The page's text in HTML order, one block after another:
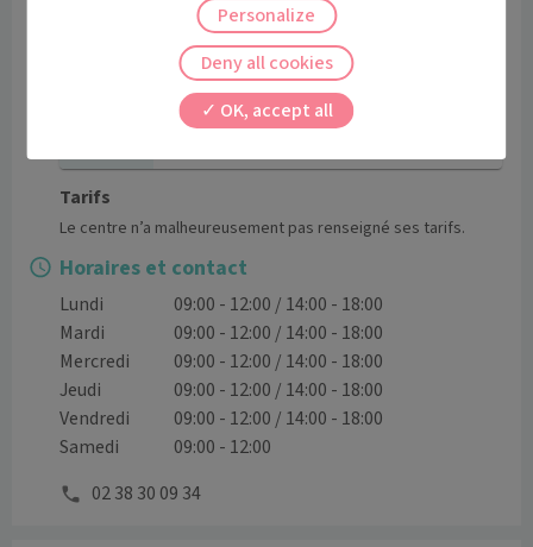
Remboursements
J'indique ma mutuelle
Pour savoir combien me coûtera
ma consultation.
Tarifs
Le centre n’a malheureusement pas renseigné ses tarifs.
Horaires et contact
Lundi
09:00 - 12:00 / 14:00 - 18:00
Mardi
09:00 - 12:00 / 14:00 - 18:00
Mercredi
09:00 - 12:00 / 14:00 - 18:00
Jeudi
09:00 - 12:00 / 14:00 - 18:00
Vendredi
09:00 - 12:00 / 14:00 - 18:00
Samedi
09:00 - 12:00
02 38 30 09 34
OK, accept all
Deny all cookies
Personalize